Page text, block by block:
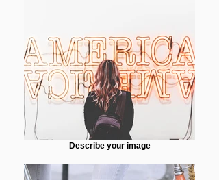
Describe your image